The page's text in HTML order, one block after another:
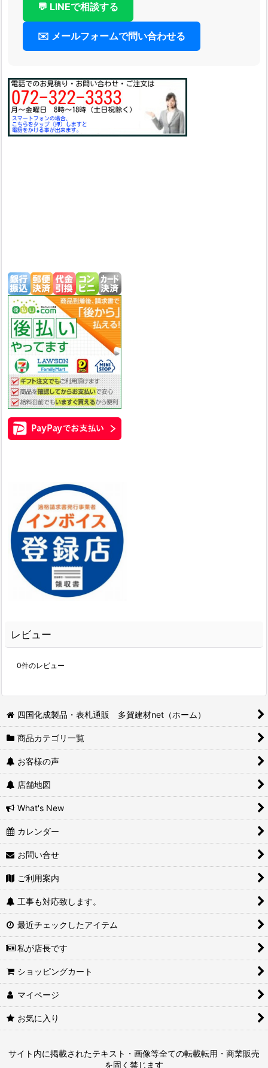
💬 LINEで相談する
✉️ メールフォームで問い合わせる
レビュー
0件のレビュー
四国化成製品・表札通販 多賀建材net（ホーム）
商品カテゴリ一覧
お客様の声
店舗地図
What's New
カレンダー
お問い合せ
ご利用案内
工事も対応致します。
最近チェックしたアイテム
私が店長です
ショッピングカート
マイページ
お気に入り
サイト内に掲載されたテキスト・画像等全ての転載転用・商業販売
を固く禁じます